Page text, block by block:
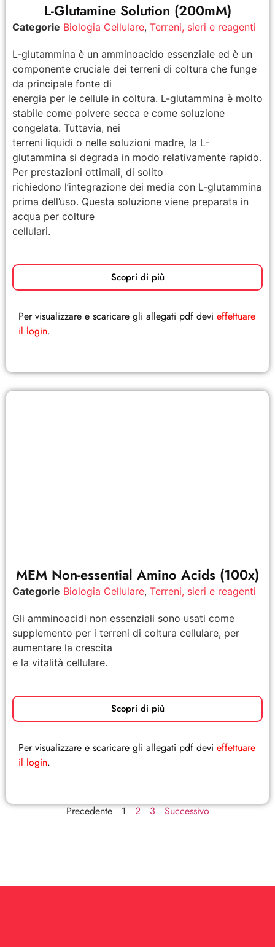
L-Glutamine Solution (200mM)
Categorie Biologia Cellulare, Terreni, sieri e reagenti
L-glutammina è un amminoacido essenziale ed è un
componente cruciale dei terreni di coltura che funge
da principale fonte di
energia per le cellule in coltura. L-glutammina è molto
stabile come polvere secca e come soluzione
congelata. Tuttavia, nei
terreni liquidi o nelle soluzioni madre, la L-
glutammina si degrada in modo relativamente rapido.
Per prestazioni ottimali, di solito
richiedono l’integrazione dei media con L-glutammina
prima dell’uso. Questa soluzione viene preparata in
acqua per colture
cellulari.
Scopri di più
Per visualizzare e scaricare gli allegati pdf devi effettuare
il login.
MEM Non-essential Amino Acids (100x)
Categorie Biologia Cellulare, Terreni, sieri e reagenti
Gli amminoacidi non essenziali sono usati come
supplemento per i terreni di coltura cellulare, per
aumentare la crescita
e la vitalità cellulare.
Scopri di più
Per visualizzare e scaricare gli allegati pdf devi effettuare
il login.
Precedente 1 2 3 Successivo